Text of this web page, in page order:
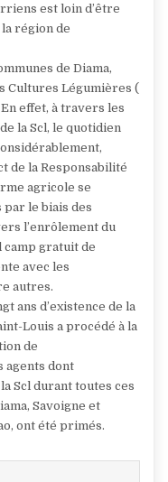
est loin d’être
région de
de Diama,
Cultures Légumières (
effet, à travers les
la Scl, le quotidien
de la Responsabilité
agricole se
le biais des
l’enrôlement du
camp gratuit de
avec les
autres.
ans d’existence de la
Louis a procédé à la
de
agents dont
Scl durant toutes ces
Savoigne et
ont été primés.